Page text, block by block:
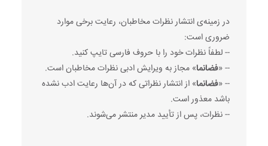
در زمینه‌ی انتشار نظرات مخاطبان، رعایت برخی موارد
ضروری است:
-- لطفاً نظرات خود را با حروف فارسی تایپ کنید.
-- «فضانما» مجاز به ویرایش ادبی نظرات مخاطبان است.
-- «فضانما» از انتشار نظراتی که در آن‌ها رعایت ادب نشده
باشد معذور است.
-- نظرات، پس از تأیید مدیر منتشر می‌شوند.